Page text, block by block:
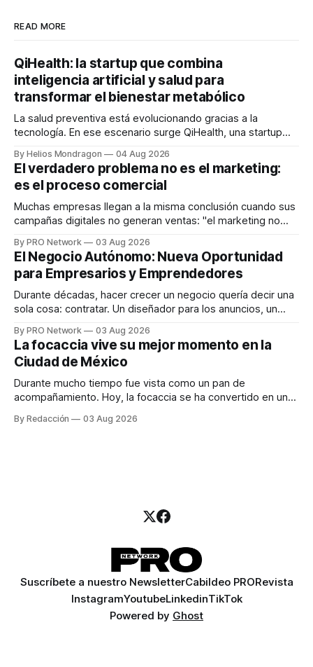
READ MORE
QiHealth: la startup que combina
inteligencia artificial y salud para
transformar el bienestar metabólico
La salud preventiva está evolucionando gracias a la
tecnología. En ese escenario surge QiHealth, una startup
dispositivos inteligentes, inteligencia artificial y monitoreo
en tiempo real para ayudar a las personas a tomar mejores
decisiones sobre su salud metabólica. Su propuesta busca
responder
By Helios Mondragon 04 Aug 2026
El verdadero problema no es el marketing:
es el proceso comercial
Muchas empresas llegan a la misma conclusión cuando sus
campañas digitales no generan ventas: "el marketing no
INTERIUS, el problema suele estar en otro lugar. Durante
una entrevista para el podcast SER PRO, el especialista en
marketing digital explicó que
By PRO Network 03 Aug 2026
El Negocio Autónomo: Nueva Oportunidad
para Empresarios y Emprendedores
Durante décadas, hacer crecer un negocio quería decir una
sola cosa: contratar. Un diseñador para los anuncios, un
para los textos, alguien que supiera de publicidad digital
para encontrar prospectos, un vendedor para atender
llamadas y mensajes, y —con suerte— una persona
By PRO Network 03 Aug 2026
La focaccia vive su mejor momento en la
Ciudad de México
Durante mucho tiempo fue vista como un pan de
acompañamiento. Hoy, la focaccia se ha convertido en uno
artesanal, ingredientes de calidad y experiencias que
By Redacción 03 Aug 2026
Suscríbete a nuestro NewsletterCabildeo PRORevista
InstagramYoutubeLinkedinTikTok
Powered by Ghost